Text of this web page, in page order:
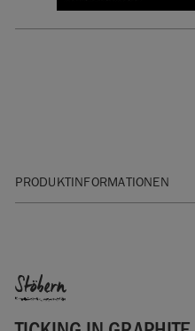
PRODUKTINFORMATIONEN
Reinigungshinweise:
Made in UK
Stöbern